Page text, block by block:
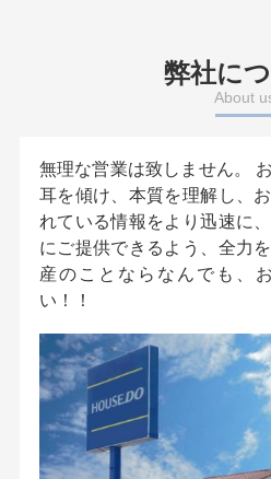
度のお買い物です。また、
るには、大きなご決断があ
す。 そんなときは、どうか
い。我々は、『最高の商
る』為、日々、不断の努力
回っています。 お客様が、
が、株式会社不動産トータ
弊社に
About
無理な営業は致しません。
耳を傾け、本質を理解し、
れている情報をより迅速に
にご提供できるよう、全力
産のことならなんでも、
い！！